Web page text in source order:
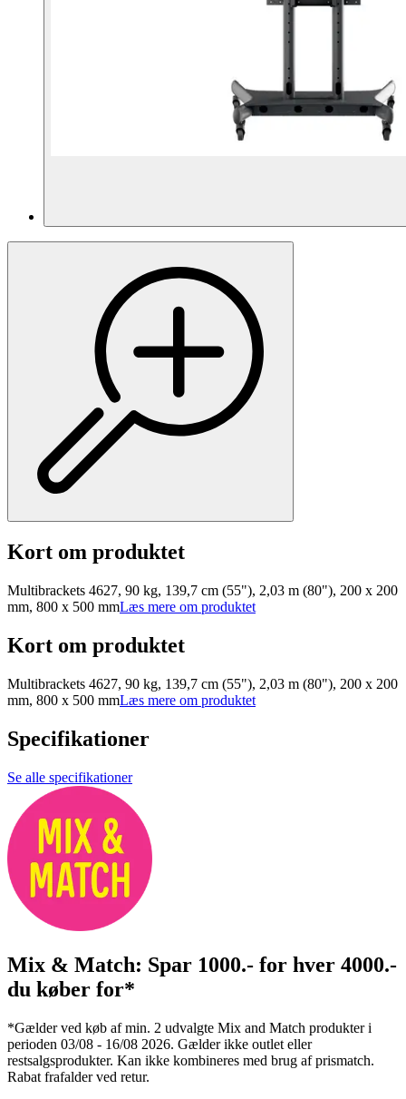
Kort om produktet
Multibrackets 4627, 90 kg, 139,7 cm (55"), 2,03 m (80"), 200 x 200
mm, 800 x 500 mmLæs mere om produktet
Kort om produktet
Multibrackets 4627, 90 kg, 139,7 cm (55"), 2,03 m (80"), 200 x 200
mm, 800 x 500 mmLæs mere om produktet
Specifikationer
Se alle specifikationer
Mix & Match: Spar 1000.- for hver 4000.-
du køber for*
*Gælder ved køb af min. 2 udvalgte Mix and Match produkter i
perioden 03/08 - 16/08 2026. Gælder ikke outlet eller
restsalgsprodukter. Kan ikke kombineres med brug af prismatch.
Rabat frafalder ved retur.